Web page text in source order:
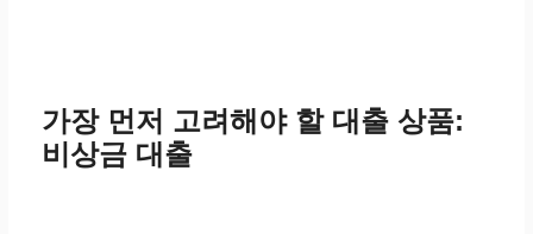
가장 먼저 고려해야 할 대출 상품:
비상금 대출